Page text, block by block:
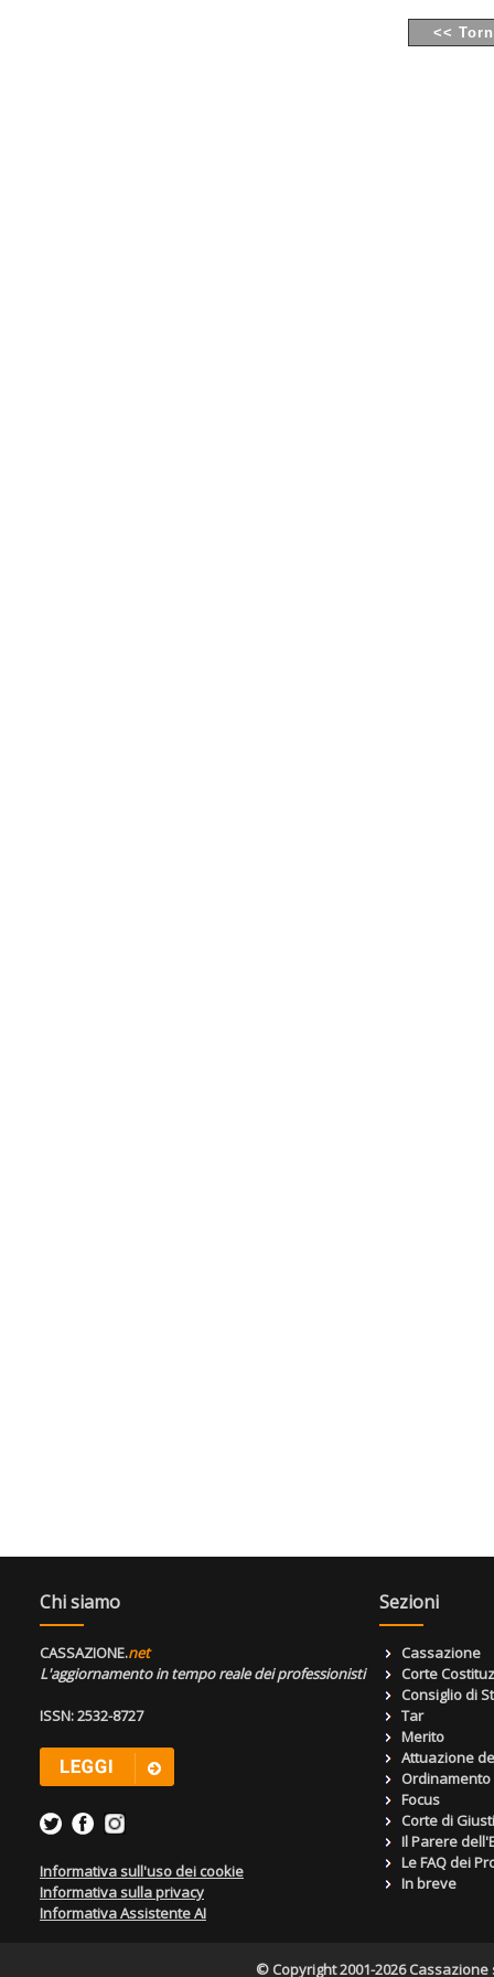
Chi siamo
CASSAZIONE.net
L'aggiornamento in tempo reale dei professionisti
ISSN: 2532-8727
Informativa sull'uso dei cookie
Informativa sulla privacy
Informativa Assistente AI
Sezioni
Cassazione
Corte
Consiglio di
Tar
Merito
Attuazione
Focus
Corte di
Il Parere
Le FAQ dei
In breve
© Copyright 2001-2026 Cassazione